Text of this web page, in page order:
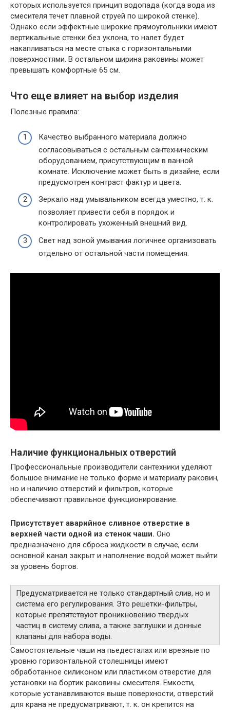
которых используется принцип водопада (когда вода из
смесителя течет плавной струей по широкой стенке).
Однако если эффектные широкие прямоугольники имеют
вертикальные стенки без уклона, то налет будет
накапливаться на месте стыка с горизонтальными
поверхностями. В остальном ширина раковины может
превышать комфортные 65 см.
Что еще влияет на выбор изделия
Полезные правила:
Качество выбранного материала должно
согласовываться с остальным сантехническим
оборудованием, присутствующим в ванной
комнате. Исключение может быть в дизайне, если
предусмотрен контраст фактур и цвета.
Зеркало над умывальником всегда уместно, т. к.
позволяет привести себя в порядок и
контролировать ухоженный внешний вид.
Свет над зоной умывания логичнее организовать
отдельно от остальной части помещения.
Наличие функциональных отверстий
Профессиональные производители сантехники уделяют
большое внимание не только форме и материалу раковин,
но и наличию отверстий и фильтров, которые
обеспечивают правильное функционирование.
Присутствует аварийное сливное отверстие в
верхней части одной из стенок чаши. Оно
предназначено для сброса жидкости в случае, если
основной канал закрыт и наполнение водой может выйти
за уровень бортов.
Предусматривается не только стандартный слив, но и
система его регулирования. Это решетки-фильтры,
которые препятствуют проникновению твердых
частиц в систему слива, а также заглушки и донные
клапаны для набора воды.
Самостоятельные чаши на пьедесталах или врезные по
уровню горизонтальной столешницы имеют
обработанное силиконом или пластиком отверстие для
установки на бортик раковины смесителя. Емкости,
которые устанавливаются выше поверхности, отверстий
для крана не предусматривают, т. к. он крепится на